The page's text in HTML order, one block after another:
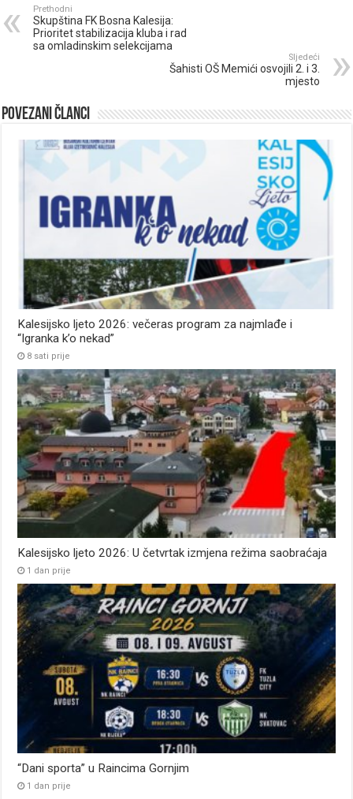
Prethodni
Skupština FK Bosna Kalesija:
Prioritet stabilizacija kluba i rad
sa omladinskim selekcijama
Sljedeći
Šahisti OŠ Memići osvojili 2. i 3.
mjesto
Povezani članci
Kalesijsko ljeto 2026: večeras program za najmlađe i
“Igranka k’o nekad”
8 sati prije
Kalesijsko ljeto 2026: U četvrtak izmjena režima saobraćaja
1 dan prije
“Dani sporta” u Raincima Gornjim
1 dan prije